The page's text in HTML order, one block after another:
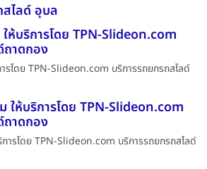
สไลด์ อุบล
ห้บริการโดย TPN-Slideon.com
ถาดกอง
รโดย TPN-Slideon.com บริการรถยกรถสไลด์
ให้บริการโดย TPN-Slideon.com
ถาดกอง
ารโดย TPN-Slideon.com บริการรถยกรถสไลด์